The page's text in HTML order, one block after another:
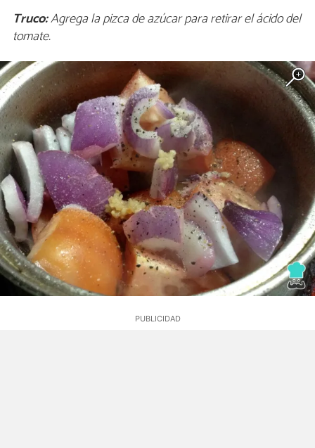
Truco:Agrega la pizca de azúcar para retirar el ácido del
tomate.